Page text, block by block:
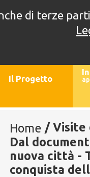
4°
Il Progetto
Home /Visite
Dal
nuova città -
conquista
di terze